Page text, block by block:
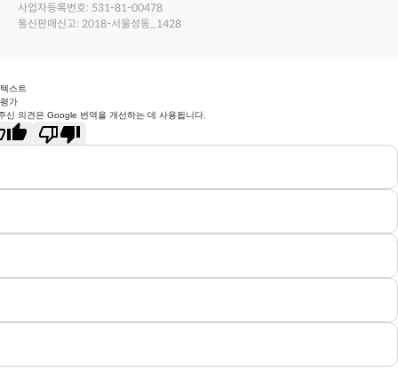
사업자등록번호: 531-81-00478
통신판매신고: 2018-서울성동_1428
스트
가
신 의견은 Google 번역을 개선하는 데 사용됩니다.